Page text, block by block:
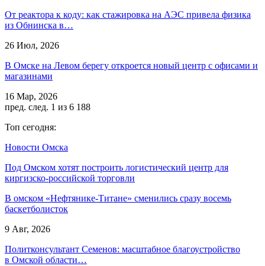
От реактора к коду: как стажировка на АЭС привела физика
из Обнинска в…
26 Июл, 2026
В Омске на Левом берегу откроется новый центр с офисами и
магазинами
16 Мар, 2026
пред. след. 1 из 6 188
Топ сегодня:
Новости Омска
Под Омском хотят построить логистический центр для
киргизско-российской торговли
В омском «Нефтянике-Титане» сменились сразу восемь
баскетболисток
9 Авг, 2026
Политконсультант Семенов: масштабное благоустройство
в Омской области…